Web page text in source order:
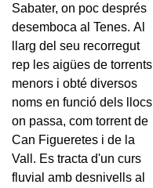
Sabater, on poc després
desemboca al Tenes. Al
llarg del seu recorregut
rep les aigües de torrents
menors i obté diversos
noms en funció dels llocs
on passa, com torrent de
Can Figueretes i de la
Vall. Es tracta d'un curs
fluvial amb desnivells al
vegetació de ribera, que
transcorre entre camps i
boscos en bona part del
seu recorregut. També hi
ha una considerable
diversitat faunística,
destacadament d'ocells,